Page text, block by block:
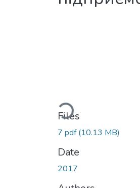
Loading...
Files
7 pdf(10.13 MB)
Date
2017